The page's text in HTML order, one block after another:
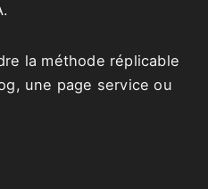
la méthode réplicable
une page service ou